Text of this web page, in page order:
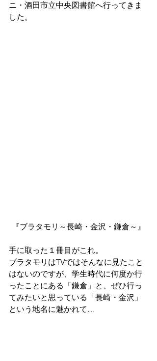
ニ・酒田市立中央図書館へ行ってきま
した。
『ブラタモリ～長崎・金沢・鎌倉～』
手に取った１冊目がこれ。
ブラタモリはTVではそんなに見たこと
はないのですが、学生時代に何度か行
ったことにある「鎌倉」と、ぜひ行っ
てみたいと思っている「長崎・金沢」
という地名に魅かれて…